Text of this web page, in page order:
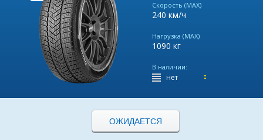
Скорость (MAX)
240 км/ч
Нагрузка (MAX)
1090 кг
В наличии:
нет
ОЖИДАЕТСЯ